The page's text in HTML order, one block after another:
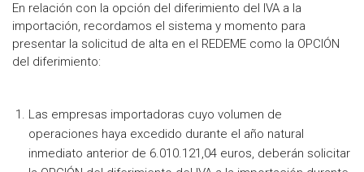
En relación con la opción del diferimiento del IVA a la
importación, recordamos el sistema y momento para
presentar la solicitud de alta en el REDEME como la OPCIÓN
del diferimiento:
Las empresas importadoras cuyo volumen de
operaciones haya excedido durante el año natural
inmediato anterior de 6.010.121,04 euros, deberán solicitar